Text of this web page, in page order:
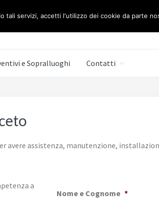
ROMA
e Sopralluoghi Contatti
avere assistenza, manutenzione,
Nome e Cognome *
tali servizi, accetti l'utilizzo dei cookie da parte